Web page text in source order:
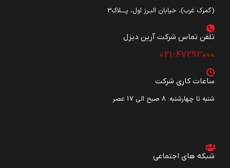
(گمرک غرب)، خیابان البـرز اول، پـــلاک3
تلفن تماس شرکت آرین دیزل​
021-47293000
ساعات کاری شرکت
شنبه تا چهارشنبه: ۸ صبح الی 17 عصر
شبکه های اجتماعی